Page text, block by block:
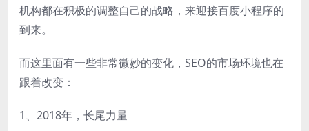
机构都在积极的调整自己的战略，来迎接百度小程序的
到来。
而这里面有一些非常微妙的变化，SEO的市场环境也在
跟着改变：
1、2018年，长尾力量